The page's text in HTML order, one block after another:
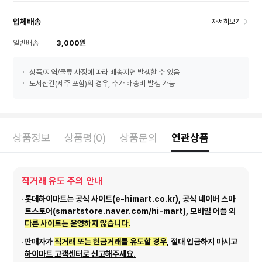
업체배송 자세히보기
일반배송 3,000원
상품/지역/물류 사정에 따라 배송지연 발생할 수 있음
도서산간(제주 포함)의 경우, 추가 배송비 발생 가능
상품정보 상품평(0) 상품문의 연관상품
직거래 유도 주의 안내
롯데하이마트는 공식 사이트(e-himart.co.kr), 공식 네이버 스마
트스토어(smartstore.naver.com/hi-mart), 모바일 어플 외
다른 사이트는 운영하지 않습니다.
판매자가직거래 또는 현금거래를 유도할 경우 , 절대 입금하지 마시고
하이마트 고객센터로 신고해주세요.